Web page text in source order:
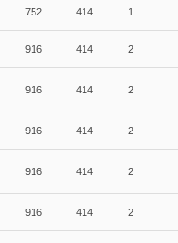
752 414 1
916 414 2
916 414 2
916 414 2
916 414 2
916 414 2